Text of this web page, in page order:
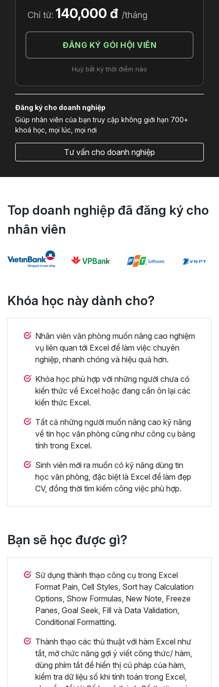
Chỉ từ: 140,000 đ /tháng
ĐĂNG KÝ GÓI HỘI VIÊN
Huỷ bất kỳ thời điểm nào
Đăng ký cho doanh nghiệp
Giúp nhân viên của bạn truy cập không giới hạn 700+
khoá học, mọi lúc, mọi nơi
Tư vấn cho doanh nghiệp
Top doanh nghiệp đã đăng ký cho
nhân viên
Khóa học này dành cho?
Nhân viên văn phòng muốn nâng cao nghiệm
vụ liên quan tới Excel để làm việc chuyên
nghiệp, nhanh chóng và hiệu quả hơn.
Khóa học phù hợp với những người chưa có
kiến thức về Excel hoặc đang cần ôn lại các
kiến thức Excel.
Tất cả những người muốn nâng cao kỹ năng
về tin học văn phòng cũng như công cụ bảng
tính trong Excel.
Sinh viên mới ra muốn có kỹ năng dùng tin
học văn phòng, đặc biệt là Excel để làm đẹp
CV, đồng thời tìm kiếm công việc phù hợp.
Bạn sẽ học được gì?
Sử dụng thành thạo công cụ trong Excel
Format Pain, Cell Styles, Sort hay Calculation
Options, Show Formulas, New Note, Freeze
Panes, Goal Seek, Fill và Data Validation,
Conditional Formatting.
Thành thạo các thủ thuật với hàm Excel như
tắt, mở chức năng gợi ý viết công thức/ hàm,
dùng phím tắt để hiển thị cú pháp của hàm,
kiểm tra dữ liệu số khi tính toán trong Excel,